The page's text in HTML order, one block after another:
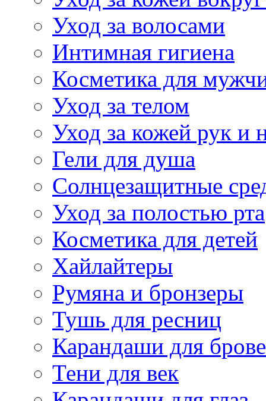
Уход за волосами
Интимная гигиена
Косметика для
Уход за телом
Уход за кожей рук и
Гели для душа
Солнцезащитные
Уход за полостью рта
Косметика для детей
Хайлайтеры
Румяна и бронзеры
Тушь для ресниц
Карандаши для
Тени для век